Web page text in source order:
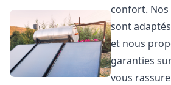
confort.
sont
et nous
garanties
vous